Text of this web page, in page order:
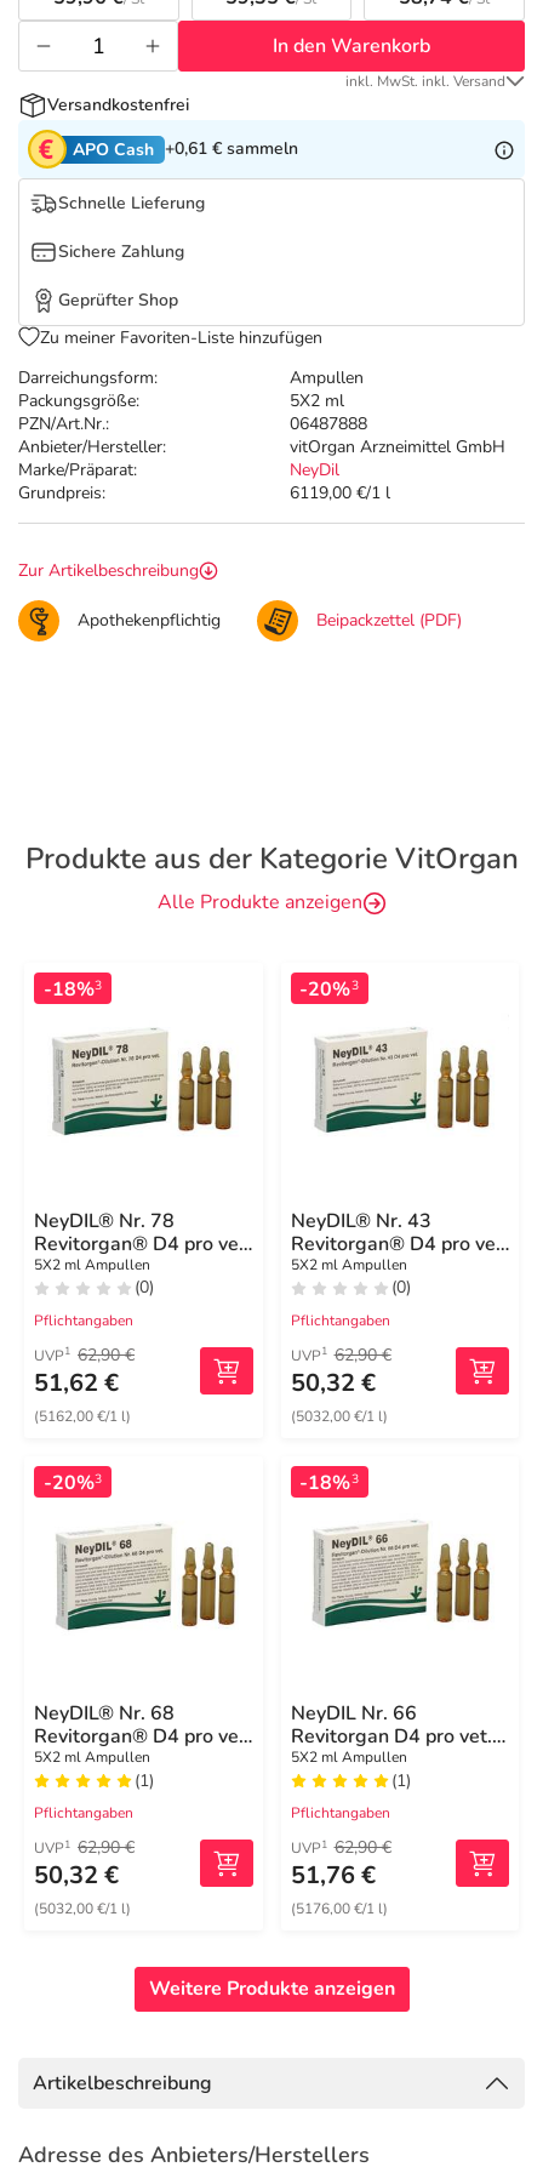
Tierapotheke
Vitamine & Mineralstoffe
Marken
Salus Deals
Darreichungsform:
Ampullen
Packungsgröße:
5X2 ml
PZN/Art.Nr.:
06487888
Anbieter/Hersteller:
vitOrgan Arzneimittel GmbH
Marke/Präparat:
NeyDil
Grundpreis:
6119,00 €/1 l
In den Warenkorb
inkl. MwSt. inkl. Versand
Versandkostenfrei
APO Cash +0,61 € sammeln
Schnelle Lieferung
Sichere Zahlung
Geprüfter Shop
Zu meiner Favoriten-Liste hinzufügen
Zur Artikelbeschreibung
Apothekenpflichtig Beipackzettel (PDF)
Produkte aus der Kategorie VitOrgan
Alle Produkte anzeigen
-18%3
NeyDIL® Nr. 78
Revitorgan® D4 pro vet.
Ampullen
5X2 ml Ampullen
(0)
Pflichtangaben
UVP1 62,90 €
51,62 €
(5162,00 €/1 l)
-20%3
NeyDIL® Nr. 43
Revitorgan® D4 pro vet.
Ampullen
5X2 ml Ampullen
(0)
Pflichtangaben
UVP1 62,90 €
50,32 €
(5032,00 €/1 l)
-20%3
NeyDIL® Nr. 68
Revitorgan® D4 pro vet.
Ampullen
5X2 ml Ampullen
(1)
Pflichtangaben
UVP1 62,90 €
50,32 €
(5032,00 €/1 l)
-18%3
NeyDIL Nr. 66
Revitorgan D4 pro vet.
Ampullen
5X2 ml Ampullen
(1)
Pflichtangaben
UVP1 62,90 €
51,76 €
(5176,00 €/1 l)
Weitere Produkte anzeigen
Artikelbeschreibung
Adresse des Anbieters/Herstellers